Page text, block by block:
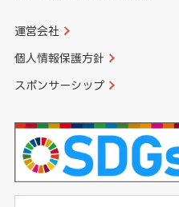
運営会社
個人情報保護方針
スポンサーシップ